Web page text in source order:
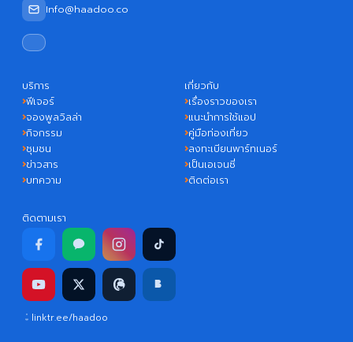
Info@haadoo.co
บริการ
ฟีเจอร์
จองพูลวิลล่า
กิจกรรม
ชุมชน
ข่าวสาร
บทความ
เกี่ยวกับ
เรื่องราวของเรา
แนะนำการใช้แอป
คู่มือท่องเที่ยว
ลงทะเบียนพาร์ทเนอร์
เป็นเอเจนซี่
ติดต่อเรา
ติดตามเรา
linktr.ee/haadoo